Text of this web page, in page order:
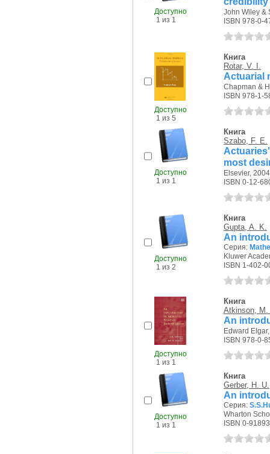
Доступно
1 из 1
John Wiley &
ISBN 978-0-
Доступно
1 из 5
Книга
Rotar, V. I.
Actuarial
Chapman &
ISBN 978-1-
Доступно
1 из 1
Книга
Szabo, F. E.
most
Elsevier, 2004
ISBN 0-12-
Доступно
1 из 2
Книга
Gupta, A. K.
An
Серия:
Kluwer
ISBN 1-402-
Доступно
1 из 1
Книга
Atkinson, M.
An
Edward Elgar,
ISBN 978-0-
Доступно
1 из 1
Книга
Gerber, H. U.
An
Серия:
Wharton
ISBN 0-